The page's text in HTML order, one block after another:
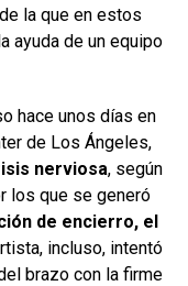
la que en estos
ayuda de un equipo
hace unos días en
de Los Ángeles,
nerviosa, según
los que se generó
de encierro, el
incluso, intentó
brazo con la firme